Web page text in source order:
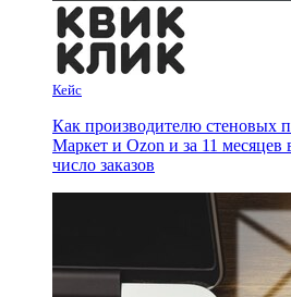
Кейс
Как производителю стеновых
Маркет и Ozon и за 11 месяцев
число заказов